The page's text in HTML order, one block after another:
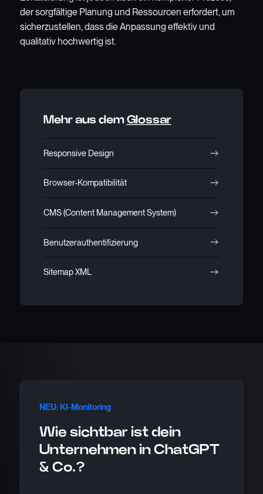
der sorgfältige Planung und Ressourcen erfordert, um
sicherzustellen, dass die Anpassung effektiv und
qualitativ hochwertig ist.
Mehr aus dem Glossar
Responsive Design
Browser-Kompatibilität
CMS (Content Management System)
Benutzerauthentifizierung
Sitemap XML
NEU: KI-Monitoring
Wie sichtbar ist dein
Unternehmen in ChatGPT
& Co.?